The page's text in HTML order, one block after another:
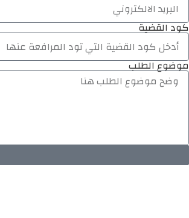
كود القضية
موضوع الطلب